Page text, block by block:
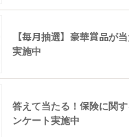
【毎月抽選】豪華賞品が
実施中
答えて当たる！保険に関
ンケート実施中